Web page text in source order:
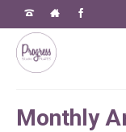
Monthly